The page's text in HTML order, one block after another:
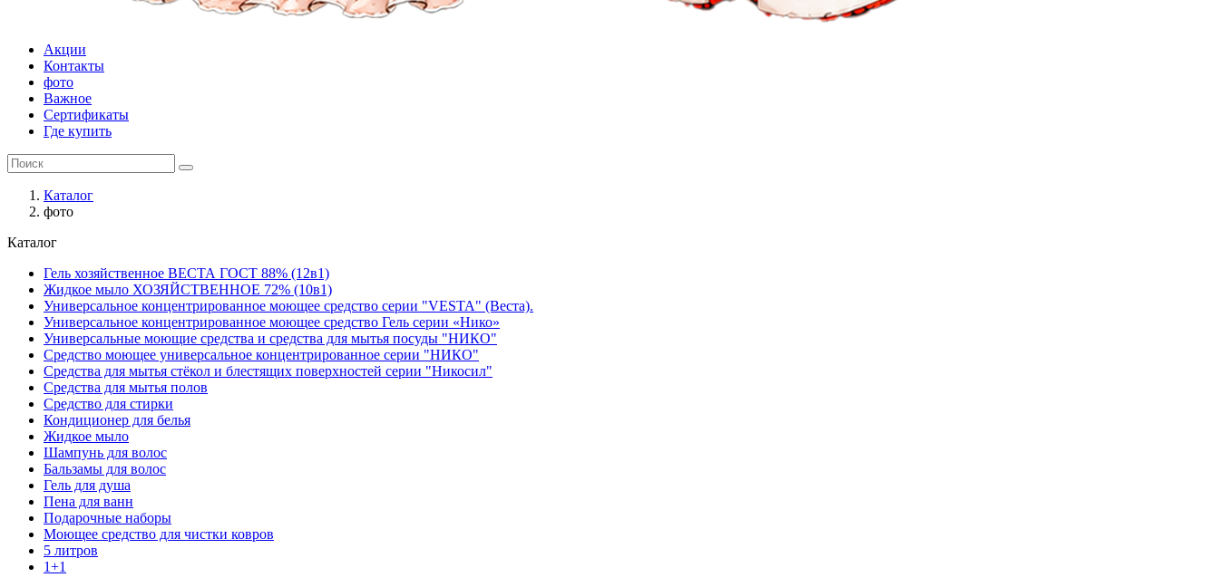
Акции
Контакты
фото
Важное
Сертификаты
Где купить
Каталог
фото
Каталог
Гель хозяйственное ВЕСТА ГОСТ 88% (12в1)
Жидкое мыло ХОЗЯЙСТВЕННОЕ 72% (10в1)
Универсальное концентрированное моющее средство серии "VESTA" (Веста).
Универсальное концентрированное моющее средство Гель серии «Нико»
Универсальные моющие средства и средства для мытья посуды "НИКО"
Средство моющее универсальное концентрированное серии "НИКО"
Средства для мытья стёкол и блестящих поверхностей серии "Никосил"
Средства для мытья полов
Средство для стирки
Кондиционер для белья
Жидкое мыло
Шампунь для волос
Бальзамы для волос
Гель для душа
Пена для ванн
Подарочные наборы
Моющее средство для чистки ковров
5 литров
1+1